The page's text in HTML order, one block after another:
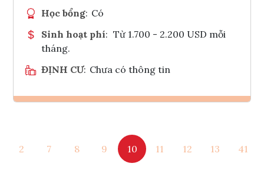
Học bổng: Có
Sinh hoạt phí: Từ 1.700 - 2.200 USD mỗi
tháng.
ĐỊNH CƯ: Chưa có thông tin
Tham vấn Interlink
2 7 8 9 10 11 12 13 41